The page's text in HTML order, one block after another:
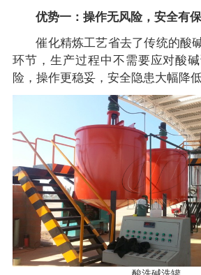
优势一：操作无风险，安全有
催化精炼工艺省去了传统的酸
环节，生产过程中不需要应对酸
险，操作更稳妥，安全隐患大幅降低